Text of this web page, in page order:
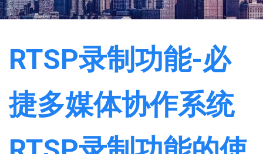
RTSP录制功能-必
捷多媒体协作系统